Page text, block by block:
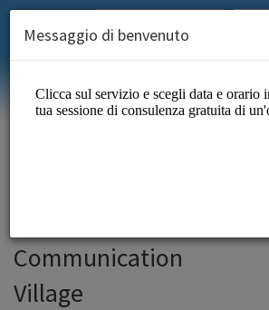
Communication
Village
Messaggio di benvenuto